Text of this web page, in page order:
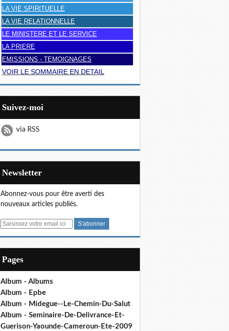
LA VIE SPIRITUELLE
LA VIE RELATIONNELLE
LE MINISTERE ET LE SERVICE
LA PRIERE
EMISSIONS - TEMOIGNAGES
VOIR LE SOMMAIRE EN DETAIL
Suivez-moi
via RSS
Newsletter
Abonnez-vous pour être averti des
nouveaux articles publiés.
E
Pages
Album - Albums
Album - Epbe
Album - Midegue--Le-Chemin-Du-Salut
Album - Seminaire-De-Delivrance-Et-
Guerison-Yaounde-Cameroun-Ete-2009